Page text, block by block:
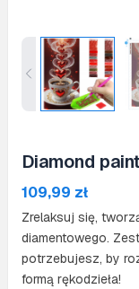
Diamond
109,99 zł
Zrelaksuj się,
diamentowego.
potrzebujesz, by
formą rękodzieła!